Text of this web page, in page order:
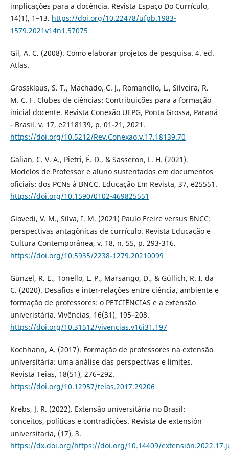
implicações para a docência. Revista Espaço Do Currículo,
14(1), 1–13. https://doi.org/10.22478/ufpb.1983-
1579.2021v14n1.57075
Gil, A. C. (2008). Como elaborar projetos de pesquisa. 4. ed.
Atlas.
Grossklaus, S. T., Machado, C. J., Romanello, L., Silveira, R.
M. C. F. Clubes de ciências: Contribuições para a formação
inicial docente. Revista Conexão UEPG, Ponta Grossa, Paraná
- Brasil. v. 17, e2118139, p. 01-21, 2021.
https://doi.org/10.5212/Rev.Conexao.v.17.18139.70
Galian, C. V. A., Pietri, É. D., & Sasseron, L. H. (2021).
Modelos de Professor e aluno sustentados em documentos
oficiais: dos PCNs à BNCC. Educação Em Revista, 37, e25551.
https://doi.org/10.1590/0102-469825551
Giovedi, V. M., Silva, I. M. (2021) Paulo Freire versus BNCC:
perspectivas antagônicas de currículo. Revista Educação e
Cultura Contemporânea, v. 18, n. 55, p. 293-316.
https://doi.org/10.5935/2238-1279.20210099
Günzel, R. E., Tonello, L. P., Marsango, D., & Güllich, R. I. da
C. (2020). Desafios e inter-relações entre ciência, ambiente e
formação de professores: o PETCIÊNCIAS e a extensão
univeristária. Vivências, 16(31), 195–208.
https://doi.org/10.31512/vivencias.v16i31.197
Kochhann, A. (2017). Formação de professores na extensão
universitária: uma análise das perspectivas e limites.
Revista Teias, 18(51), 276–292.
https://doi.org/10.12957/teias.2017.29206
Krebs, J. R. (2022). Extensão universitária no Brasil:
conceitos, políticas e contradições. Revista de extensión
universitaria, (17), 3.
https://dx.doi.org/https://doi.org/10.14409/